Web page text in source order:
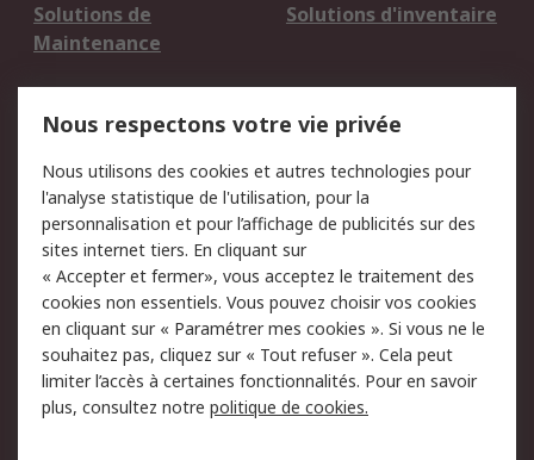
Solutions de
Maintenance
Solutions d'inventaire
du site
Politique de protection
des données - Mise à
jour
Sécurité des E-mails
Conditions générales
de vente
Politique anti-
corruption
Campagnes marketing
A propos de RS
Nous respectons votre vie privée
Nous utilisons des cookies et autres technologies pour
l'analyse statistique de l'utilisation, pour la
personnalisation et pour l’affichage de publicités sur des
sites internet tiers. En cliquant sur
« Accepter et fermer», vous acceptez le traitement des
cookies non essentiels. Vous pouvez choisir vos cookies
en cliquant sur « Paramétrer mes cookies ». Si vous ne le
souhaitez pas, cliquez sur « Tout refuser ». Cela peut
limiter l’accès à certaines fonctionnalités. Pour en savoir
plus, consultez notre politique de cookies.